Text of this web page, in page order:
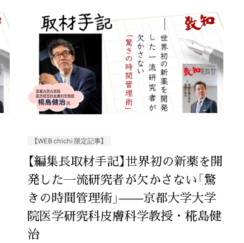
【WEB chichi 限定記事】
【編集長取材手記】世界初の新薬を開
発した一流研究者が欠かさない「驚
きの時間管理術」——京都大学大学
院医学研究科皮膚科学教授・椛島健
治